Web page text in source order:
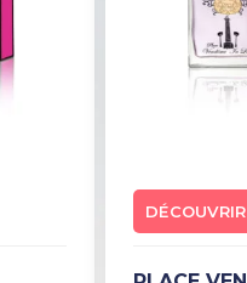
DÉCOUVRIR